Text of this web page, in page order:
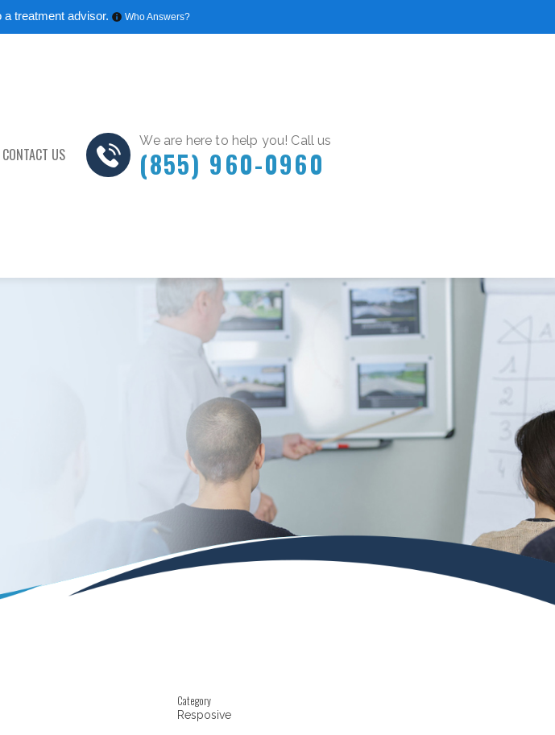
a treatment advisor. Who Answers?
CONTACT US
We are here to help you! Call us
(855) 960-0960
Category
Resposive